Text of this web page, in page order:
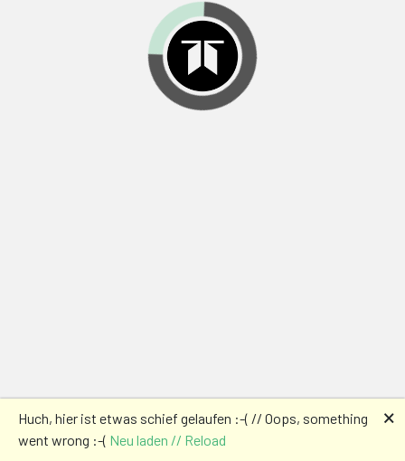
Huch, hier ist etwas schief gelaufen :-( // Oops, something
went wrong :-( Neu laden // Reload
🗙